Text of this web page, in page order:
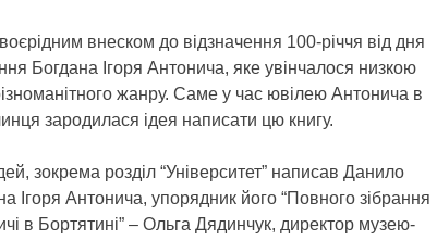
внеском до відзначення 100-річчя від дня
Богдана Ігоря Антонича, яке увінчалося низкою
жанру. Саме у час ювілею Антонича в
зародилася ідея написати цю книгу.
зокрема розділ “Університет” написав Данило
Ігоря Антонича, упорядник його “Повного зібрання
в Бортятині” – Ольга Дядинчук, директор музею-